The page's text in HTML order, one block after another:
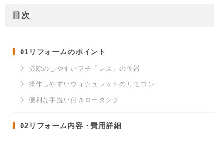
目次
01 リフォームのポイント
掃除のしやすいフチ「レス」の便器
操作しやすいウォシュレットのリモコン
便利な手洗い付きロータンク
02 リフォーム内容・費用詳細